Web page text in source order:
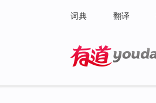
词典 翻译